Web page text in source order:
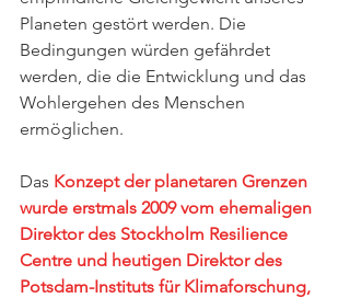
Planeten gestört werden. Die
Bedingungen würden gefährdet
werden, die die Entwicklung und das
Wohlergehen des Menschen
ermöglichen.
Das Konzept der planetaren Grenzen
wurde erstmals 2009 vom ehemaligen
Direktor des Stockholm Resilience
Centre und heutigen Direktor des
Potsdam-Instituts für Klimaforschung,